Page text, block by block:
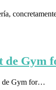
de Gym
de Gym for…